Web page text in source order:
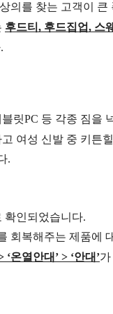
의를 찾는 고객이
후드티, 후드집업, 스
릿PC 등 각종 짐을
여성 신발 중 키튼
.
확인되었습니다.
회복해주는 제품에
‘온열안대’ > ‘안대’